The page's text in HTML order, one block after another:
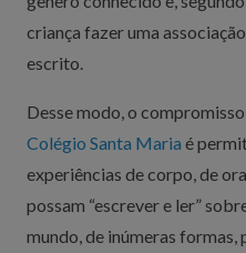
criança fazer uma
escrito.
Desse modo, o
Colégio Santa Maria é
experiências de corpo, de
possam “escrever e ler”
mundo, de inúmeras